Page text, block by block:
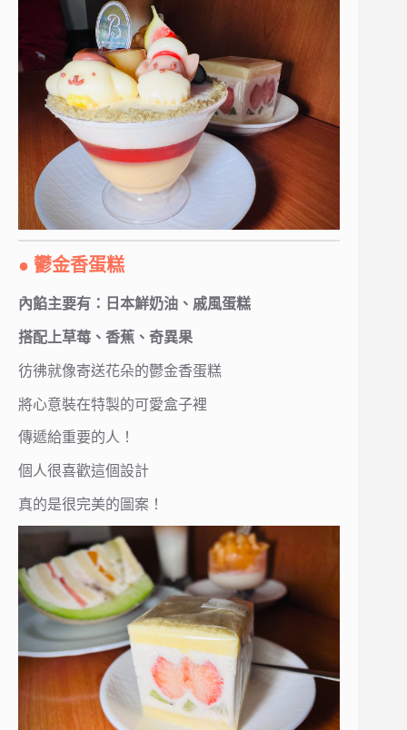
● 鬱金香蛋糕
內餡主要有：日本鮮奶油、戚風蛋糕
搭配上草莓、香蕉、奇異果
彷彿就像寄送花朵的鬱金香蛋糕
將心意裝在特製的可愛盒子裡
傳遞給重要的人！
個人很喜歡這個設計
真的是很完美的圖案！